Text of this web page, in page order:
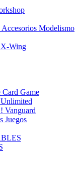
Accesorios Modelismo
X-Wing
Card Game
Unlimited
Vanguard
Juegos